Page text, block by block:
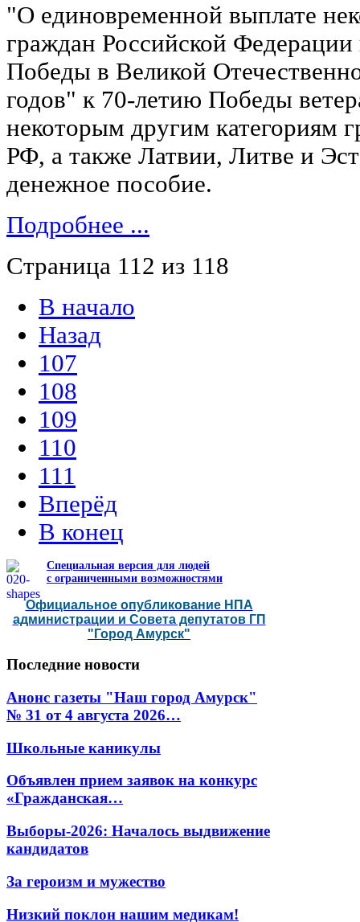
"О единовременной выплате
граждан Российской Федерации
Победы в Великой
годов" к 70-летию Победы
некоторым другим категориям
РФ, а также Латвии, Литве и
денежное пособие.
Подробнее ...
Страница 112 из 118
В начало
Назад
107
108
109
110
111
Вперёд
В конец
Специальная версия для людей
с ограниченными возможностями
Официальное опубликование НПА
администрации и Совета депутатов ГП
"Город Амурск"
Последние новости
Анонс газеты "Наш город Амурск"
№ 31 от 4 августа 2026…
Школьные каникулы
Объявлен прием заявок на конкурс
«Гражданская…
Выборы-2026: Началось выдвижение
кандидатов
За героизм и мужество
Низкий поклон нашим медикам!